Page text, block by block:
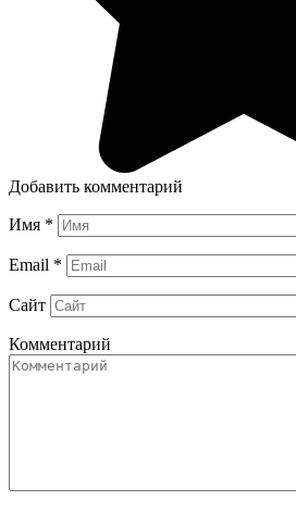
Добавить комментарий
Имя *
Email *
Сайт
Комментарий